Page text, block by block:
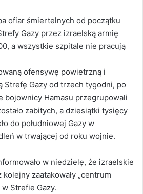
ofiar śmiertelnych od początku
Gazy przez izraelską armię
a wszystkie szpitale nie pracują
ofensywę powietrzną i
Strefę Gazy od trzech tygodni, po
bojownicy Hamasu przegrupowali
zabitych, a dziesiątki tysięcy
do południowej Gazy w
w trwającej od roku wojnie.
w niedzielę, że izraelskie
zaatakowały „centrum
Strefie Gazy.